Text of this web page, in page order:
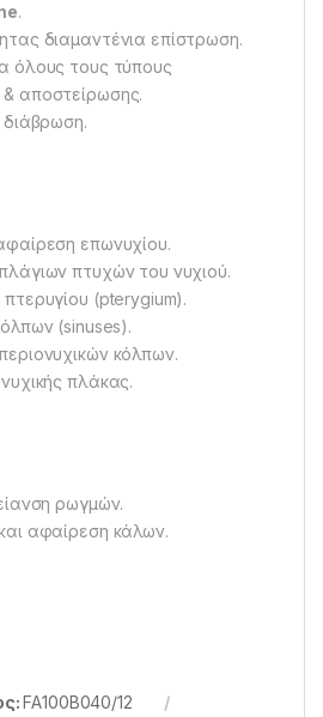
.
διαμαντένια επίστρωση.
όλους τους τύπους
αποστείρωσης.
διάβρωση.
επωνυχίου.
πτυχών του νυχιού.
(pterygium).
(sinuses).
κόλπων.
πλάκας.
ρωγμών.
αφαίρεση κάλων.
FA100B040/12